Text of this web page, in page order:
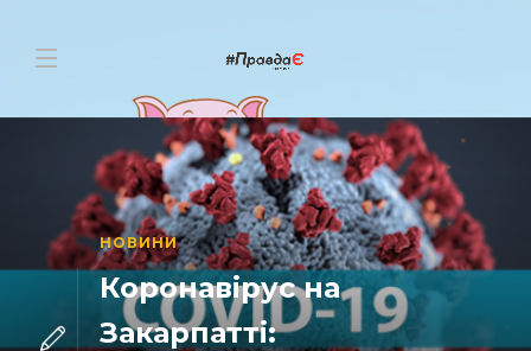
НОВИНИ
Коронавірус на
Закарпатті: